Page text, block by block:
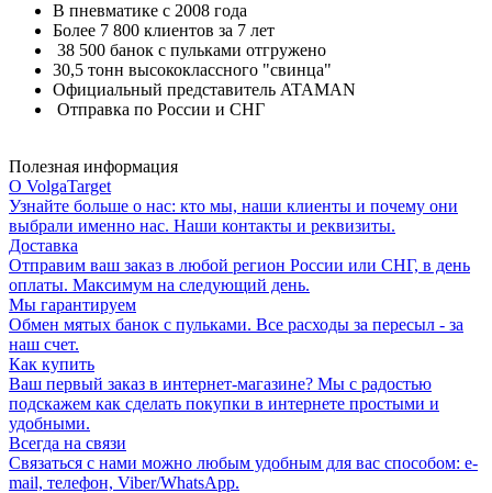
В пневматике с 2008 года
Более 7 800 клиентов за 7 лет
38 500 банок с пульками отгружено
30,5 тонн высококлассного "свинца"
Официальный представитель ATAMAN
Отправка по России и СНГ
Полезная информация
О VolgaTarget
Узнайте больше о нас: кто мы, наши клиенты и почему они
выбрали именно нас. Наши контакты и реквизиты.
Доставка
Отправим ваш заказ в любой регион России или СНГ, в день
оплаты. Максимум на следующий день.
Мы гарантируем
Обмен мятых банок с пульками. Все расходы за пересыл - за
наш счет.
Как купить
Ваш первый заказ в интернет-магазине? Мы с радостью
подскажем как сделать покупки в интернете простыми и
удобными.
Всегда на связи
Связаться с нами можно любым удобным для вас способом: e-
mail, телефон, Viber/WhatsApp.